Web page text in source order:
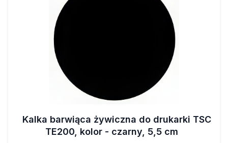
Kalka barwiąca żywiczna do drukarki TSC
TE200, kolor - czarny, 5,5 cm